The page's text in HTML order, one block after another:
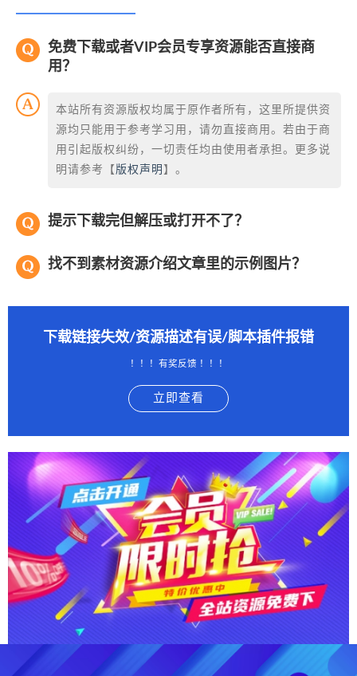
免费下载或者VIP会员专享资源能否直接商
用？
本站所有资源版权均属于原作者所有，这里所提供资
源均只能用于参考学习用，请勿直接商用。若由于商
用引起版权纠纷，一切责任均由使用者承担。更多说
明请参考【 版权声明 】。
提示下载完但解压或打开不了？
找不到素材资源介绍文章里的示例图片？
下载链接失效/资源描述有误/脚本插件报错
！！！有奖反馈 ！！！
立即查看